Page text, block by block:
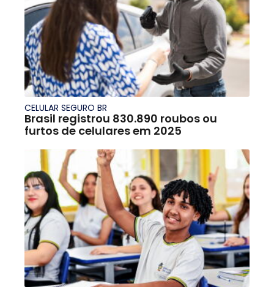
CELULAR SEGURO BR
Brasil registrou 830.890 roubos ou
furtos de celulares em 2025